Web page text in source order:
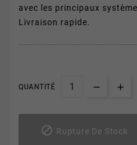
avec les principaux
Livraison rapide.
QUANTITÉ
 Rupture De Stock